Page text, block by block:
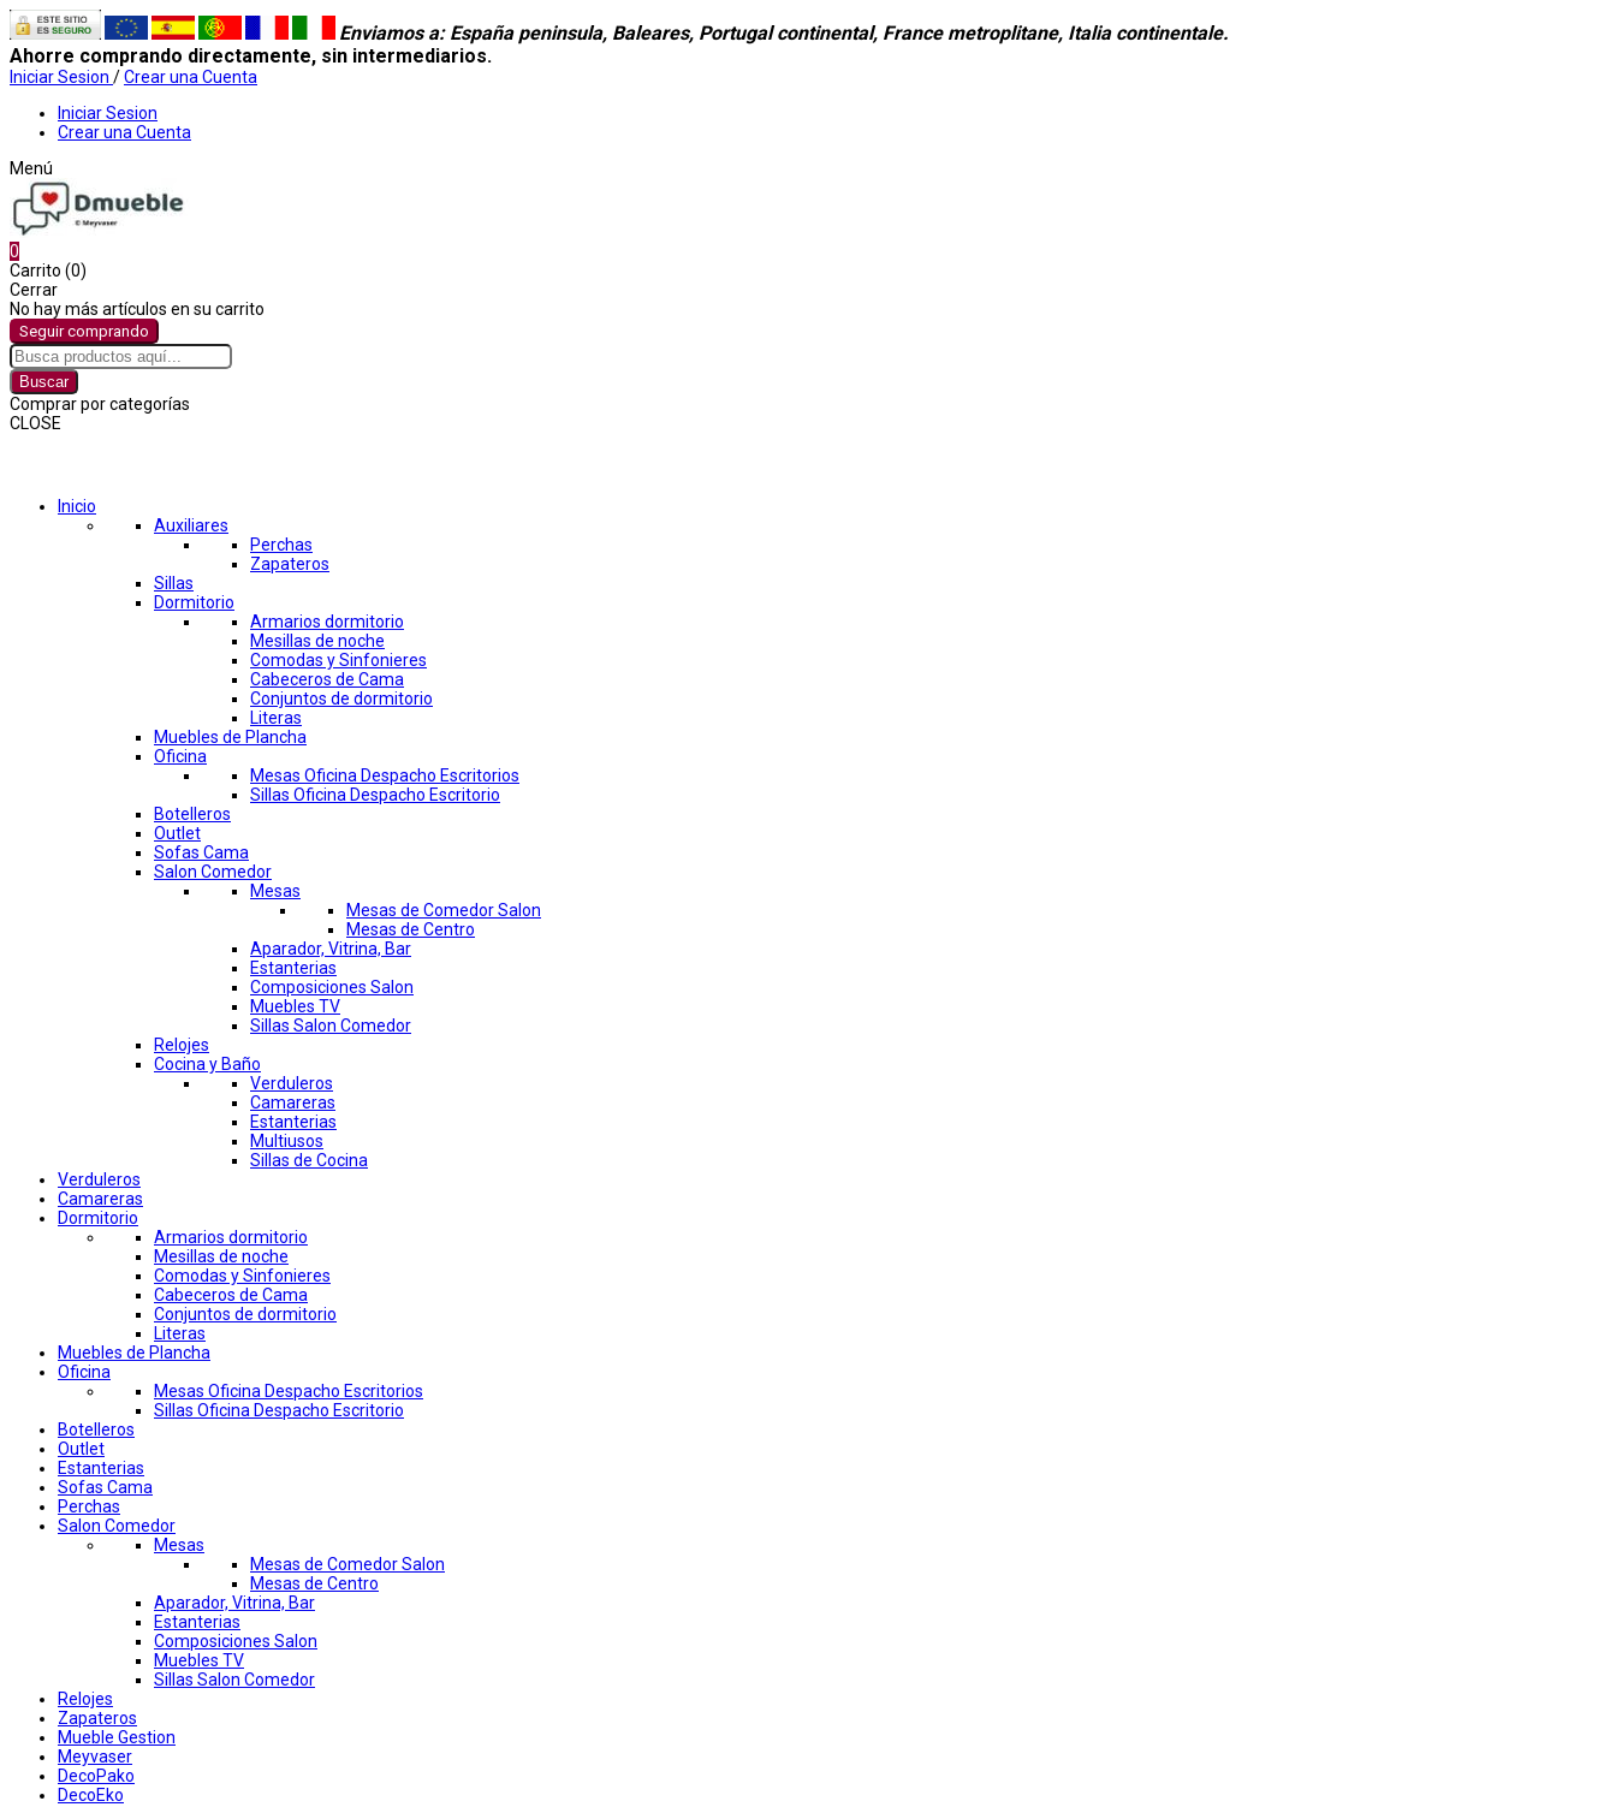
Enviamos a: España peninsula, Baleares, Portugal continental, France metroplitane, Italia continentale.
Ahorre comprando directamente, sin intermediarios.
Iniciar Sesion /Crear una Cuenta
Iniciar Sesion
Crear una Cuenta
Menú
0
Carrito (0)
Cerrar
No hay más artículos en su carrito
Seguir comprando
Buscar
Comprar por categorías
CLOSE
Inicio
Auxiliares
Perchas
Zapateros
Sillas
Dormitorio
Armarios dormitorio
Mesillas de noche
Comodas y Sinfonieres
Cabeceros de Cama
Conjuntos de dormitorio
Literas
Muebles de Plancha
Oficina
Mesas Oficina Despacho Escritorios
Sillas Oficina Despacho Escritorio
Botelleros
Outlet
Sofas Cama
Salon Comedor
Mesas
Mesas de Comedor Salon
Mesas de Centro
Aparador, Vitrina, Bar
Estanterias
Composiciones Salon
Muebles TV
Sillas Salon Comedor
Relojes
Cocina y Baño
Verduleros
Camareras
Estanterias
Multiusos
Sillas de Cocina
Verduleros
Camareras
Dormitorio
Armarios dormitorio
Mesillas de noche
Comodas y Sinfonieres
Cabeceros de Cama
Conjuntos de dormitorio
Literas
Muebles de Plancha
Oficina
Mesas Oficina Despacho Escritorios
Sillas Oficina Despacho Escritorio
Botelleros
Outlet
Estanterias
Sofas Cama
Perchas
Salon Comedor
Mesas
Mesas de Comedor Salon
Mesas de Centro
Aparador, Vitrina, Bar
Estanterias
Composiciones Salon
Muebles TV
Sillas Salon Comedor
Relojes
Zapateros
Mueble Gestion
Meyvaser
DecoPako
DecoEko